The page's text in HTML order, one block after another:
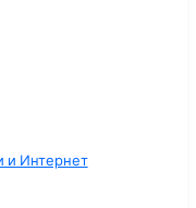
и Интернет